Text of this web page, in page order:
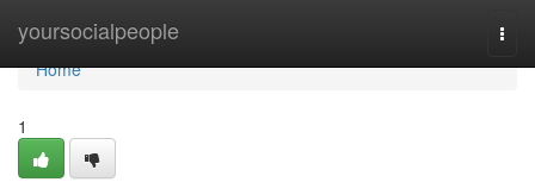
yoursocialpeople
Home
Home
1